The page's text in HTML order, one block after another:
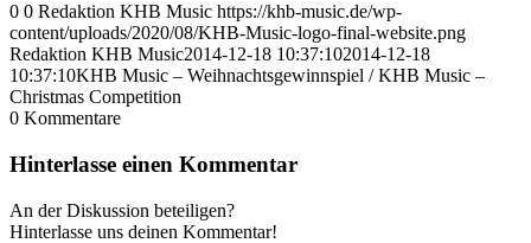
0 0 Redaktion KHB Music https://khb-music.de/wp-
content/uploads/2020/08/KHB-Music-logo-final-website.png
Redaktion KHB Music2014-12-18 10:37:102014-12-18
10:37:10KHB Music – Weihnachtsgewinnspiel / KHB Music –
Christmas Competition
0 Kommentare
Hinterlasse einen Kommentar
An der Diskussion beteiligen?
Hinterlasse uns deinen Kommentar!